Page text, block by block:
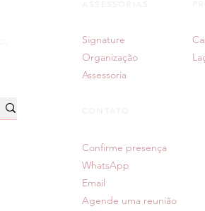
no Sítio da Figueira, em
Alegre
Signature
Organização
Assessoria
Confirme presença
WhatsApp
Email
Agende uma reunião